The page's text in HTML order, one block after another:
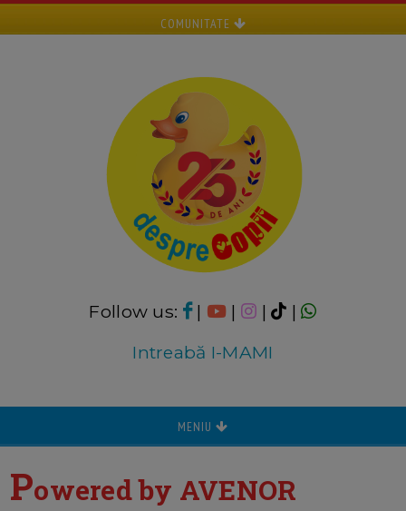
COMUNITATE
Follow us: | | |
|
Intreabă I-MAMI
MENIU
Powered by AVENOR